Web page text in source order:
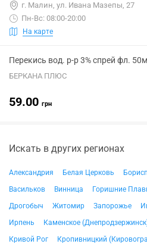
г. Малин, ул. Ивана Мазепы, 27
Пн-Вс: 08:00-20:00
На карте
Перекись вод. р-р 3% спрей фл.
БЕРКАНА ПЛЮС
59.00 грн
Искать в других регионах
Александрия Белая Церковь
Васильков
Винница Горишние
Дрогобыч
Житомир Запорожье
Ирпень
Каменское
Кривой Рог
Кропивницкий